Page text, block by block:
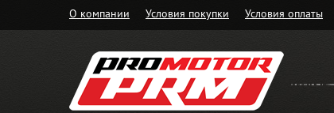
О компании Условия покупки Условия оплаты